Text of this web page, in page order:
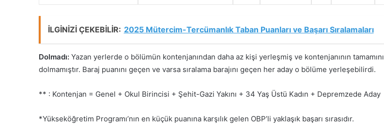
İLGİNİZİ ÇEKEBİLİR: 2025 Mütercim-Tercümanlık Taban Puanları ve Başarı Sıralamaları
Dolmadı:Yazan yerlerde o bölümün kontenjanından daha az kişi yerleşmiş ve kontenjanının tamamını
dolmamıştır. Baraj puanını geçen ve varsa sıralama barajını geçen her aday o bölüme yerleşebilirdi.
** : Kontenjan = Genel + Okul Birincisi + Şehit-Gazi Yakını + 34 Yaş Üstü Kadın + Depremzede Aday
*Yükseköğretim Programı’nın en küçük puanına karşılık gelen OBP’li yaklaşık başarı sırasıdır.